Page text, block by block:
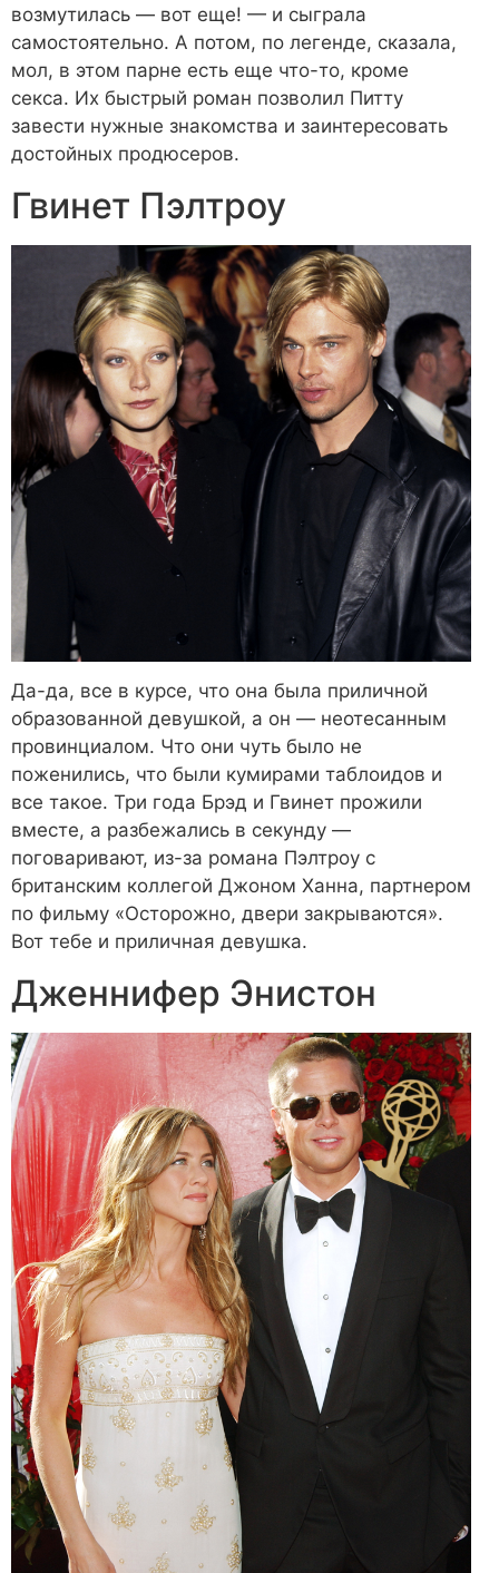
возмутилась — вот еще! — и сыграла
самостоятельно. А потом, по легенде, сказала,
мол, в этом парне есть еще что-то, кроме
секса. Их быстрый роман позволил Питту
завести нужные знакомства и заинтересовать
достойных продюсеров.
Гвинет Пэлтроу
Да-да, все в курсе, что она была приличной
образованной девушкой, а он — неотесанным
провинциалом. Что они чуть было не
поженились, что были кумирами таблоидов и
все такое. Три года Брэд и Гвинет прожили
вместе, а разбежались в секунду —
поговаривают, из-за романа Пэлтроу с
британским коллегой Джоном Ханна, партнером
по фильму «Осторожно, двери закрываются».
Вот тебе и приличная девушка.
Дженнифер Энистон